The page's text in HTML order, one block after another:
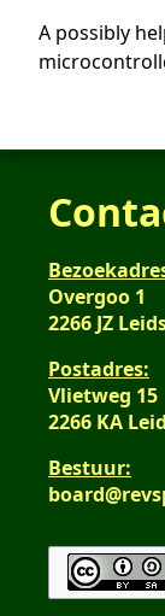
A possibly
Overgoo 1
2266 JZ
Postadres:
Vlietweg 15
2266 KA
Bestuur: